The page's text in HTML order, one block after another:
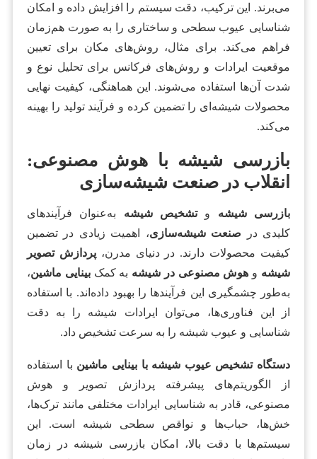
می‌برند. این ترکیب، دقت سیستم را افزایش داده و امکان
شناسایی عیوب سطحی و ساختاری را به صورت هم‌زمان
فراهم می‌کند. برای مثال، روش‌های مکان برای تعیین
موقعیت ایرادات و روش‌های فرکانس برای تحلیل نوع و
شدت آن‌ها استفاده می‌شوند. این هماهنگی، کیفیت نهایی
محصولات شیشه‌ای را تضمین کرده و فرآیند تولید را بهینه
می‌کند.
بازرسی شیشه با هوش مصنوعی:
انقلاب در صنعت شیشه‌سازی
بازرسی شیشه وتشخیص شیشه به‌عنوان فرآیندهای
کلیدی در صنعت شیشه‌سازی، اهمیت زیادی در تضمین
کیفیت محصولات دارند. در دنیای مدرن،پردازش تصویر
شیشه و هوش مصنوعی در شیشه به کمکبینایی ماشین،
به‌طور چشمگیری این فرآیندها را بهبود داده‌اند. با استفاده
از این فناوری‌ها، می‌توان ایرادات شیشه را به دقت
شناسایی و عیوب شیشه را به سرعت تشخیص داد.
دستگاه تشخیص عیوب شیشه با بینایی ماشین با استفاده
از الگوریتم‌های پیشرفته پردازش تصویر و هوش
مصنوعی، قادر به شناسایی ایرادات مختلفی مانند ترک‌ها،
خش‌ها، حباب‌ها و نواقص سطحی شیشه است. این
سیستم‌ها با دقت بالا، امکان بازرسی شیشه در زمان